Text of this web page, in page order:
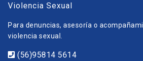
Violencia Sexual
Para denuncias, asesoría o
violencia sexual.
(56)95814 5614